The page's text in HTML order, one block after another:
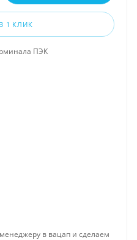
1 КЛИК
ПЭК
в вацап и сделаем